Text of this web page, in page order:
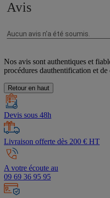
Nos avis sont authentiques et
procédures dauthentification et de
Retour en haut
Devis sous 48h
Livraison offerte dès 200 € HT
A votre écoute au
09 69 36 95 95